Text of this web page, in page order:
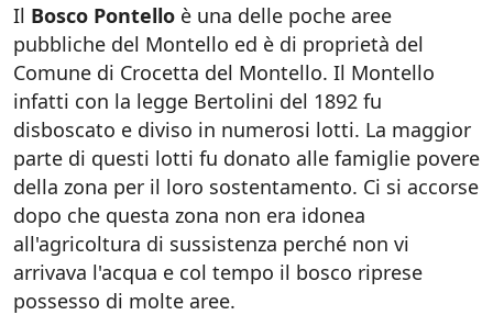
Il Bosco Pontello è una delle poche aree
pubbliche del Montello ed è di proprietà del
Comune di Crocetta del Montello. Il Montello
infatti con la legge Bertolini del 1892 fu
disboscato e diviso in numerosi lotti. La maggior
parte di questi lotti fu donato alle famiglie povere
della zona per il loro sostentamento. Ci si accorse
dopo che questa zona non era idonea
all'agricoltura di sussistenza perché non vi
arrivava l'acqua e col tempo il bosco riprese
possesso di molte aree.